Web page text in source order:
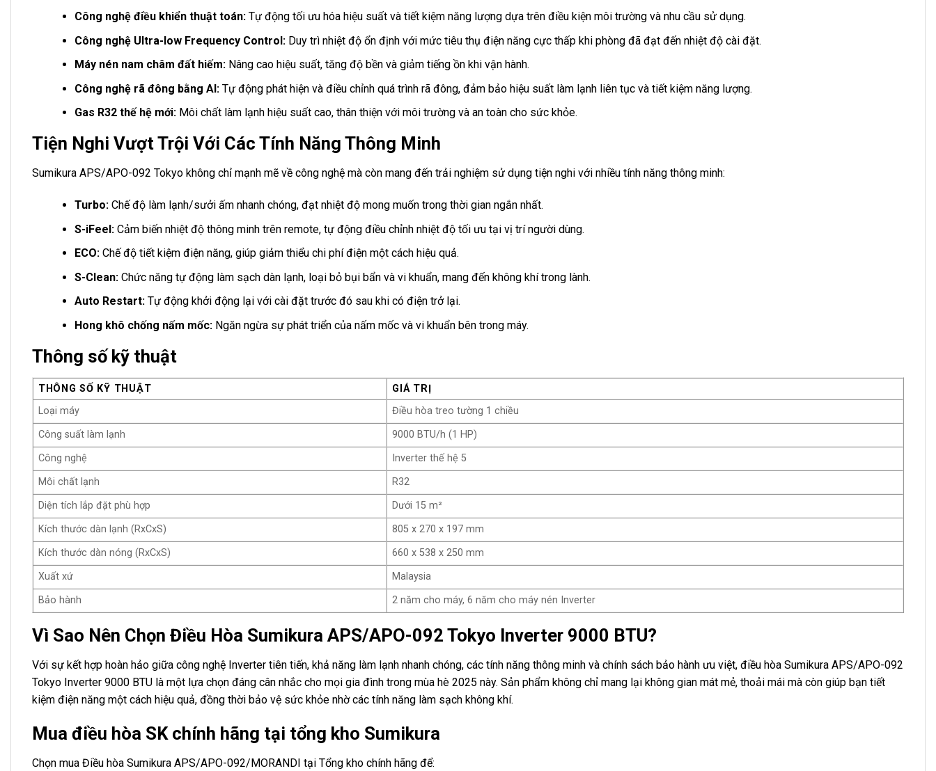
Công nghệ điều khiển thuật toán:Tự động tối ưu hóa hiệu suất và tiết kiệm năng lượng dựa trên điều kiện môi trường và nhu cầu sử dụng.
Công nghệ Ultra-low Frequency Control:Duy trì nhiệt độ ổn định với mức tiêu thụ điện năng cực thấp khi phòng đã đạt đến nhiệt độ cài đặt.
Máy nén nam châm đất hiếm:Nâng cao hiệu suất, tăng độ bền và giảm tiếng ồn khi vận hành.
Công nghệ rã đông bằng AI:Tự động phát hiện và điều chỉnh quá trình rã đông, đảm bảo hiệu suất làm lạnh liên tục và tiết kiệm năng lượng.
Gas R32 thế hệ mới:Môi chất làm lạnh hiệu suất cao, thân thiện với môi trường và an toàn cho sức khỏe.
Tiện Nghi Vượt Trội Với Các Tính Năng Thông Minh
Sumikura APS/APO-092 Tokyo không chỉ mạnh mẽ về công nghệ mà còn mang đến trải nghiệm sử dụng tiện nghi với nhiều tính năng thông minh:
Turbo:Chế độ làm lạnh/sưởi ấm nhanh chóng, đạt nhiệt độ mong muốn trong thời gian ngắn nhất.
S-iFeel:Cảm biến nhiệt độ thông minh trên remote, tự động điều chỉnh nhiệt độ tối ưu tại vị trí người dùng.
ECO:Chế độ tiết kiệm điện năng, giúp giảm thiểu chi phí điện một cách hiệu quả.
S-Clean:Chức năng tự động làm sạch dàn lạnh, loại bỏ bụi bẩn và vi khuẩn, mang đến không khí trong lành.
Auto Restart:Tự động khởi động lại với cài đặt trước đó sau khi có điện trở lại.
Hong khô chống nấm mốc:Ngăn ngừa sự phát triển của nấm mốc và vi khuẩn bên trong máy.
Thông số kỹ thuật
THÔNG SỐ KỸ THUẬT
GIÁ TRỊ
Loại máy
Điều hòa treo tường 1 chiều
Công suất làm lạnh
9000 BTU/h (1 HP)
Công nghệ
Inverter thế hệ 5
Môi chất lạnh
R32
Diện tích lắp đặt phù hợp
Dưới 15 m²
Kích thước dàn lạnh (RxCxS)
805 x 270 x 197 mm
Kích thước dàn nóng (RxCxS)
660 x 538 x 250 mm
Xuất xứ
Malaysia
Bảo hành
2 năm cho máy, 6 năm cho máy nén Inverter
Vì Sao Nên Chọn Điều Hòa Sumikura APS/APO-092 Tokyo Inverter 9000 BTU?
Với sự kết hợp hoàn hảo giữa công nghệ Inverter tiên tiến, khả năng làm lạnh nhanh chóng, các tính năng thông minh và chính sách bảo hành ưu việt, điều hòa Sumikura APS/APO-092
Tokyo Inverter 9000 BTU là một lựa chọn đáng cân nhắc cho mọi gia đình trong mùa hè 2025 này. Sản phẩm không chỉ mang lại không gian mát mẻ, thoải mái mà còn giúp bạn tiết
kiệm điện năng một cách hiệu quả, đồng thời bảo vệ sức khỏe nhờ các tính năng làm sạch không khí.
Mua điều hòa SK chính hãng tại tổng kho Sumikura
Chọn mua Điều hòa Sumikura APS/APO-092/MORANDI tại Tổng kho chính hãng để: